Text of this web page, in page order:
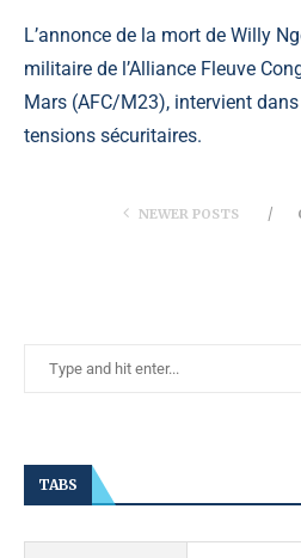
L’annonce de la mort de Willy
militaire de l’Alliance Fleuve
Mars (AFC/M23), intervient
tensions sécuritaires.
NEWER POSTS
TABS